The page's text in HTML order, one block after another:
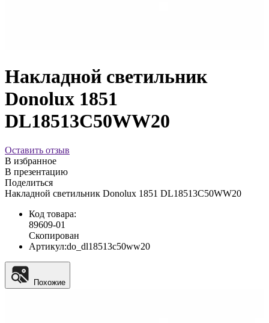
Накладной светильник
Donolux 1851
DL18513C50WW20
Оставить отзыв
В избранное
В презентацию
Поделиться
Накладной светильник Donolux 1851 DL18513C50WW20
Код товара:
89609-01
Скопирован
Артикул:do_dl18513c50ww20
Похожие